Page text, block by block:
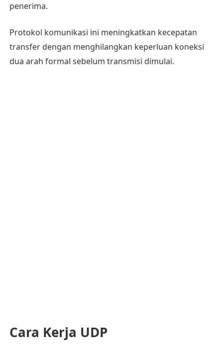
penerima.
Protokol komunikasi ini meningkatkan kecepatan
transfer dengan menghilangkan keperluan koneksi
dua arah formal sebelum transmisi dimulai.
Cara Kerja UDP